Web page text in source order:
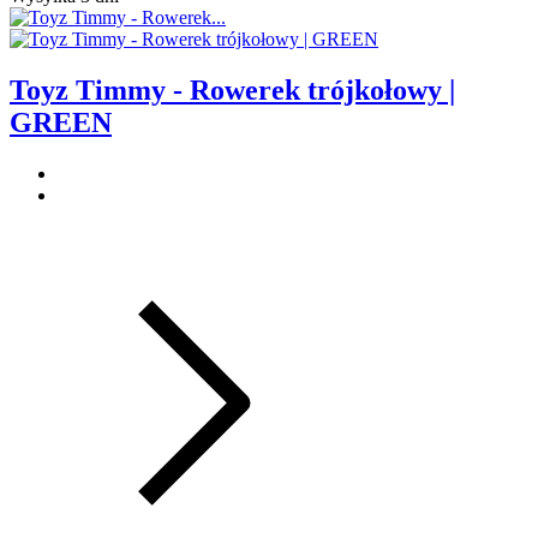
Toyz Timmy - Rowerek trójkołowy |
GREEN